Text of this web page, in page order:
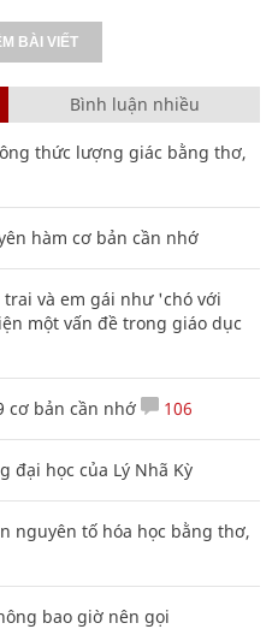
BÀI VIẾT
Bình luận nhiều
thức lượng giác bằng thơ,
hàm cơ bản cần nhớ
và em gái như 'chó với
một vấn đề trong giáo dục
cơ bản cần nhớ 106
đại học của Lý Nhã Kỳ
nguyên tố hóa học bằng thơ,
bao giờ nên gọi